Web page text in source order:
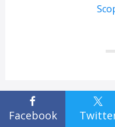

Facebook

Articoli